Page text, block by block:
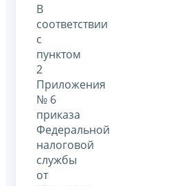
В
соответствии
с
пунктом
2
Приложения
№ 6
приказа
Федеральной
налоговой
службы
от